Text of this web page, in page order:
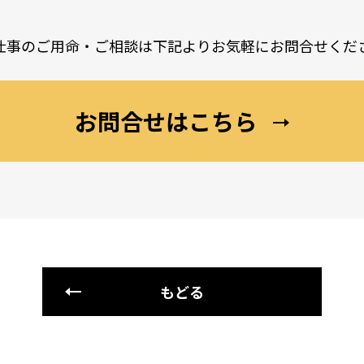
事のご用命・ご相談は下記よりお気軽にお問合せくだ
お問合せはこちら
もどる